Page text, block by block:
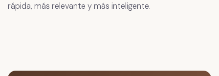
rápida, más relevante y más inteligente.